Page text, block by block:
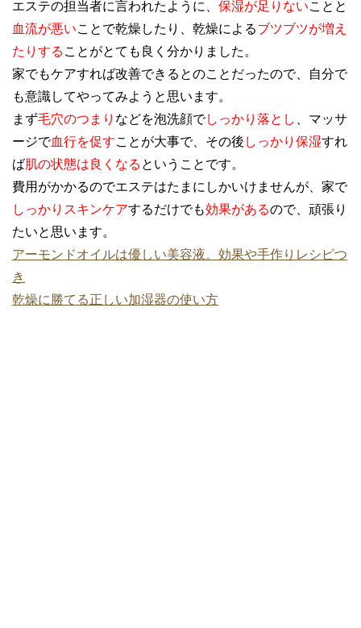
エステの担当者に言われたように、 保湿が足りないことと
血流が悪いことで乾燥したり、乾燥によるブツブツが増え
たりする ことがとても良く分かりました。
家でもケアすれば改善できるとのことだったので、自分で
も意識してやってみようと思います。
まず毛穴のつまり などを泡洗顔でしっかり落とし
、マッサ
ージで血行を促すことが大事で、その後 しっかり保湿すれ
ば肌の状態は良くなる ということです。
費用がかかるのでエステはたまにしかいけませんが、家で
しっかりスキンケアするだけでも効果があるので、頑張り
たいと思います。
アーモンドオイルは優しい美容液。効果や手作りレシピつ
き
乾燥に勝てる正しい加湿器の使い方